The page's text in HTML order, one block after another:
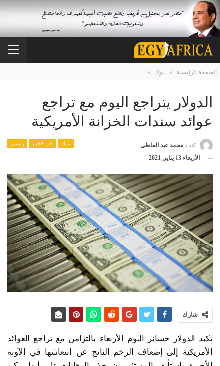
الصفحة الرئيسية بنوك
الدولار يتراجع اليوم مع تراجع
عوائد سندات الخزانة الأمريكية
بنوك آخر الاخبار رئيسي كتب محمد عبد العاطى
الأربعاء 13 يناير, 2021
شارك
تكبد الدولار خسائر اليوم الأربعاء بالتزامن مع تراجع العوائد
الأمريكية إلى إضعاف الزخم الناتج عن انتعاشها في الآونة